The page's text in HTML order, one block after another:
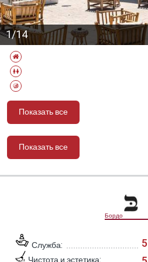
1/14
Показать все
Показать все
Бордо
Служба: 5